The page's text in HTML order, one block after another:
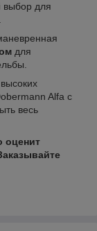
выбор для
для
Alfa с
весь
оценит